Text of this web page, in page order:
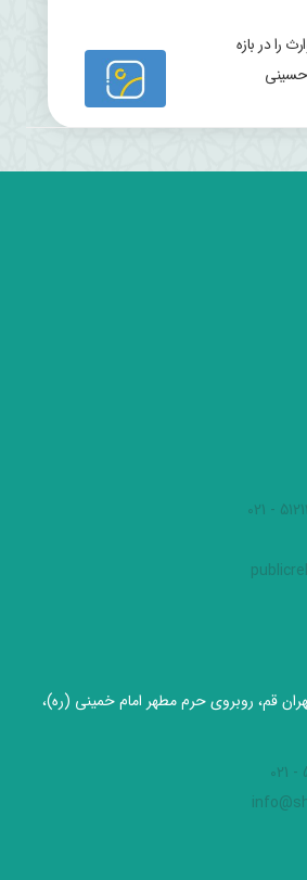
را در بازه
حسینی
تهران قم، روبروی حرم مطهر امام خمینی (ره)،